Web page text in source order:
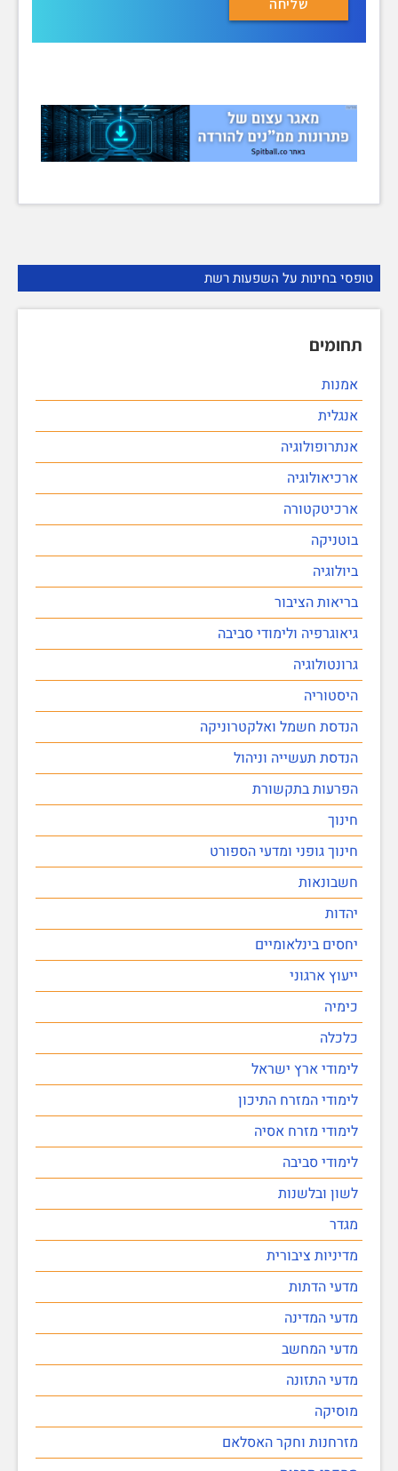
טופסי בחינות על השפעות רשת
תחומים
אמנות
אנגלית
אנתרופולוגיה
ארכיאולוגיה
ארכיטקטורה
בוטניקה
ביולוגיה
בריאות הציבור
גיאוגרפיה ולימודי סביבה
גרונטולוגיה
היסטוריה
הנדסת חשמל ואלקטרוניקה
הנדסת תעשייה וניהול
הפרעות בתקשורת
חינוך
חינוך גופני ומדעי הספורט
חשבונאות
יהדות
יחסים בינלאומיים
ייעוץ ארגוני
כימיה
כלכלה
לימודי ארץ ישראל
לימודי המזרח התיכון
לימודי מזרח אסיה
לימודי סביבה
לשון ובלשנות
מגדר
מדיניות ציבורית
מדעי הדתות
מדעי המדינה
מדעי המחשב
מדעי התזונה
מוסיקה
מזרחנות וחקר האסלאם